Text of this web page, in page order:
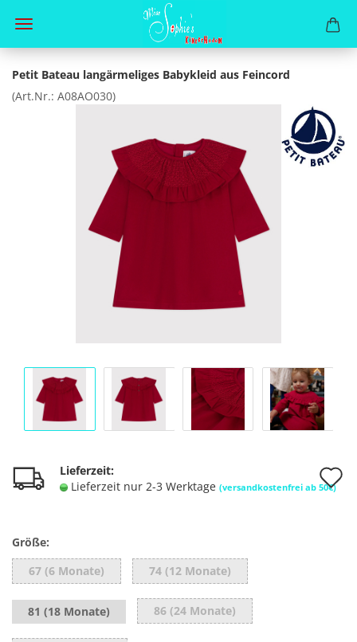
Petit Bateau langärmeliges Babykleid aus Feincord
(Art.Nr.: A08AO030)
Lieferzeit:
Lieferzeit nur 2-3 Werktage (versandkostenfrei ab 50€)
Größe:
67 (6 Monate)
74 (12 Monate)
81 (18 Monate) 86 (24 Monate)